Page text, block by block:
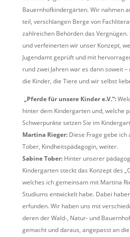
Bauernhofkindergärten. Wir nahmen
teil, verschlangen Berge von
zahlreichen Behörden das
und verfeinerten wir unser Konzept,
Jugendamt geprüft und mit
rund zwei Jahren war es dann soweit
die Kinder, die Tiere und wir selbst
„Pferde für unsere Kinder e.V.“:
hinter dem Kindergarten und, welche
Schwerpunkte setzen Sie im
Martina Rieger: Diese Frage gebe ich
Tober, Kindheitspädagogin, weiter.
Sabine Tober: Hinter unserer
Kindergarten steckt das Konzept des
welches ich gemeinsam mit Martina
Studiums entwickelt habe. Dabei
erfunden. Wir haben uns mit
deren der Wald-, Natur- und
gemacht und daraus, angepasst an